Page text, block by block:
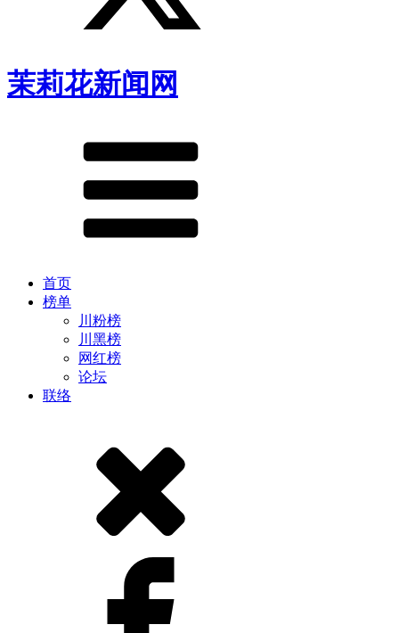
茉莉花新闻网
首页
榜单
川粉榜
川黑榜
网红榜
论坛
联络